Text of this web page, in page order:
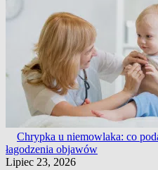
Chrypka u niemowlaka: co
łagodzenia objawów
Lipiec 23, 2026